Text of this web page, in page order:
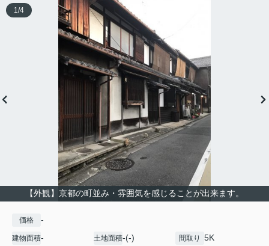
【外観】京都の町並み・雰囲気を感じることが出来ます。
1/4
価格 -
建物面積- 土地面積-(-) 間取り 5K